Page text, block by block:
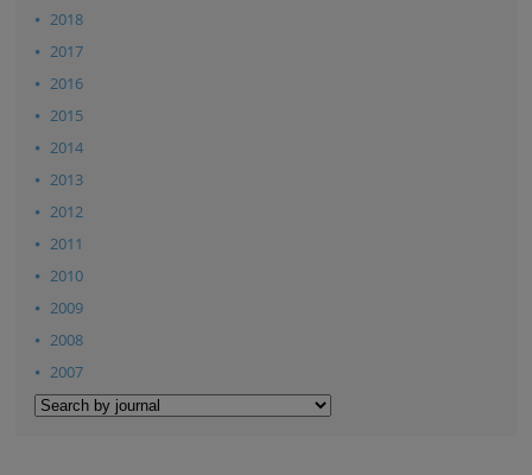
2018
2017
2016
2015
2014
2013
2012
2011
2010
2009
2008
2007